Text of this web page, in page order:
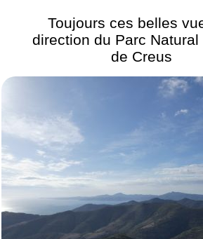
Toujours ces belles
direction du Parc Natural
de Creus